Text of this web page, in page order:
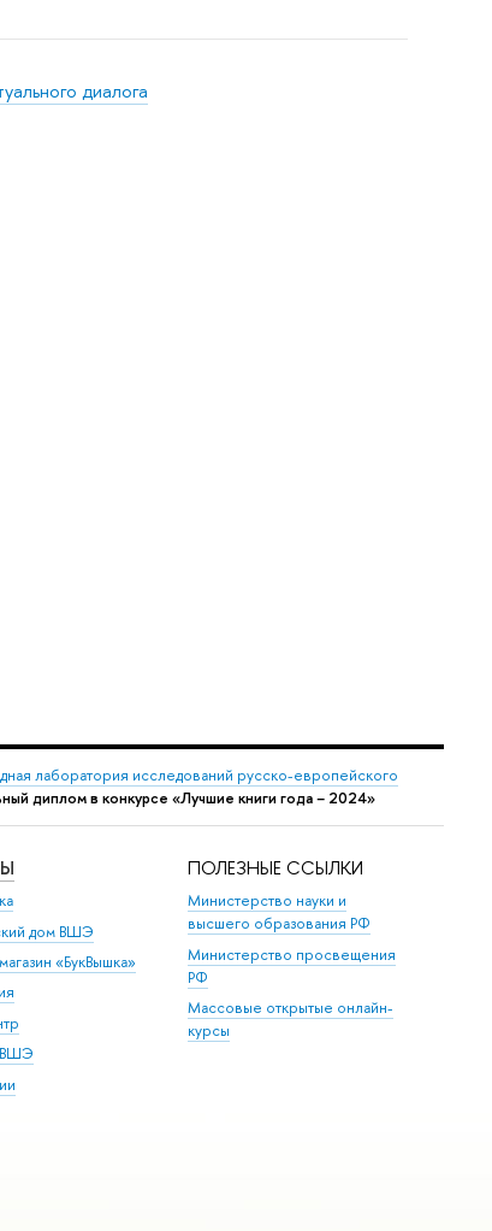
диалога
лаборатория исследований русско-европейского
диплом в конкурсе «Лучшие книги года − 2024»
дом ВШЭ
«БукВышка»
ВШЭ
ПОЛЕЗНЫЕ ССЫЛКИ
Министерство науки и
высшего образования РФ
Министерство просвещения
РФ
Массовые открытые онлайн-
курсы